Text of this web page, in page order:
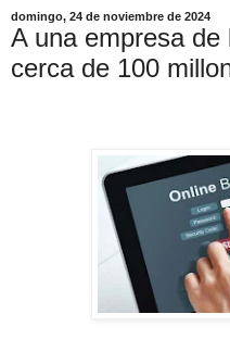
domingo, 24 de noviembre de 2024
A una empresa de
cerca de 100